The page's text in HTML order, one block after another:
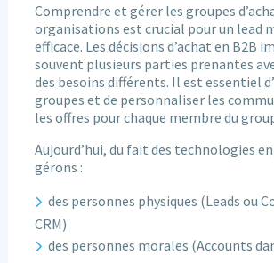
Comprendre et gérer les groupes
organisations est crucial pour un lead
efficace. Les décisions d’achat en B2B
souvent plusieurs parties prenantes
des besoins différents. Il est essentiel
groupes et de personnaliser les
les offres pour chaque membre du
Aujourd’hui, du fait des technologies
gérons :
des personnes physiques (Leads ou
CRM)
des personnes morales (Accounts